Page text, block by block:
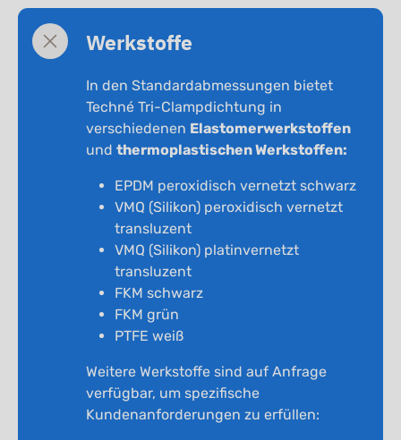
Werkstoffe
In den Standardabmessungen bietet
Techné Tri-Clampdichtung in
verschiedenen Elastomerwerkstoffen
und thermoplastischen Werkstoffen:
EPDM peroxidisch vernetzt schwarz
VMQ (Silikon) peroxidisch vernetzt
transluzent
VMQ (Silikon) platinvernetzt
transluzent
FKM schwarz
FKM grün
PTFE weiß
Weitere Werkstoffe sind auf Anfrage
verfügbar, um spezifische
Kundenanforderungen zu erfüllen: